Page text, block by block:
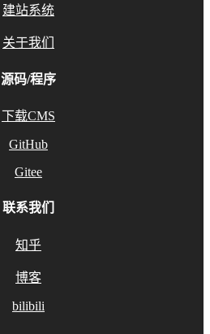
建站系统
关于我们
源码/程序
下载CMS
GitHub
Gitee
联系我们
知乎
博客
bilibili